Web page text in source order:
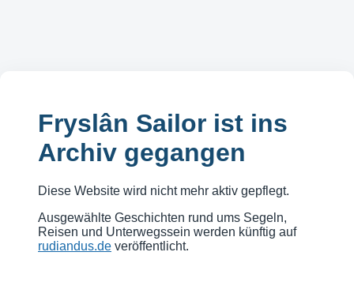
Fryslân Sailor ist ins
Archiv gegangen
Diese Website wird nicht mehr aktiv gepflegt.
Ausgewählte Geschichten rund ums Segeln,
Reisen und Unterwegssein werden künftig auf
rudiandus.de veröffentlicht.